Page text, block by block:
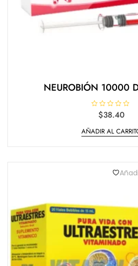
NEUROBIÓN 10000
o
r
d
$38.40
AÑADIR AL